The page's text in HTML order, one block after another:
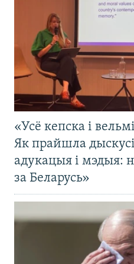
«Усё кепска і
Як прайшла
адукацыя і мэдыя:
за Беларусь»